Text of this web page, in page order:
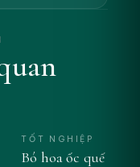
TỐT NGHIỆP
Bó hoa ốc quế